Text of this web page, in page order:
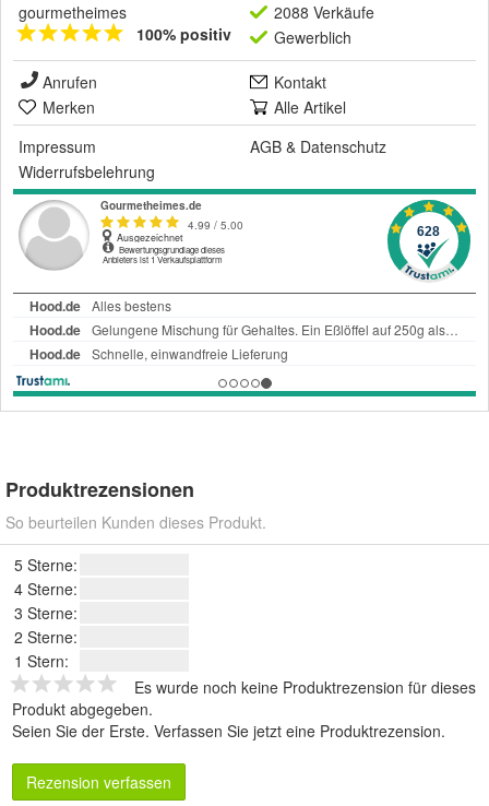
gourmetheimes
100% positiv
2088 Verkäufe
Gewerblich
Anrufen
Kontakt
Merken
Alle Artikel
Impressum
AGB & Datenschutz
Widerrufsbelehrung
Produktrezensionen
So beurteilen Kunden dieses Produkt.
5 Sterne:
4 Sterne:
3 Sterne:
2 Sterne:
1 Stern:
Es wurde noch keine Produktrezension für dieses
Produkt abgegeben.
Seien Sie der Erste. Verfassen Sie jetzt eine Produktrezension.
Rezension verfassen